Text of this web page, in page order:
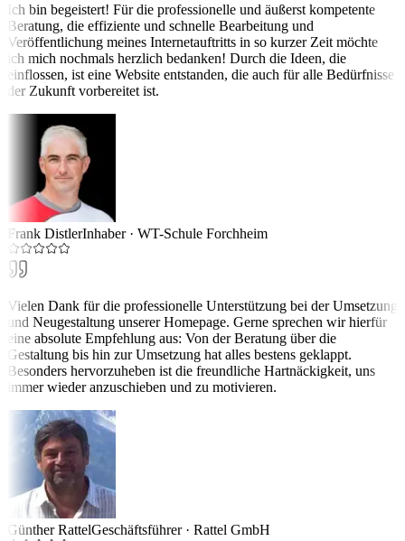
Ich bin begeistert! Für die professionelle und äußerst kompetente
Beratung, die effiziente und schnelle Bearbeitung und
Veröffentlichung meines Internetauftritts in so kurzer Zeit möchte
ich mich nochmals herzlich bedanken! Durch die Ideen, die
einflossen, ist eine Website entstanden, die auch für alle Bedürfnisse
der Zukunft vorbereitet ist.
Frank DistlerInhaber· WT-Schule Forchheim
Vielen Dank für die professionelle Unterstützung bei der Umsetzung
und Neugestaltung unserer Homepage. Gerne sprechen wir hierfür
eine absolute Empfehlung aus: Von der Beratung über die
Gestaltung bis hin zur Umsetzung hat alles bestens geklappt.
Besonders hervorzuheben ist die freundliche Hartnäckigkeit, uns
immer wieder anzuschieben und zu motivieren.
Günther RattelGeschäftsführer· Rattel GmbH